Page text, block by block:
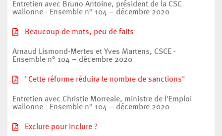
Entretien avec Bruno Antoine, président de la CSC
wallonne - Ensemble n° 104 – décembre 2020
Beaucoup de mots, peu de faits
Arnaud Lismond-Mertes et Yves Martens, CSCE -
Ensemble n° 104 – décembre 2020
"Cette réforme réduira le nombre de sanctions"
Entretien avec Christie Morreale, ministre de l'Emploi
wallonne - Ensemble n° 104 – décembre 2020
Exclure pour inclure ?